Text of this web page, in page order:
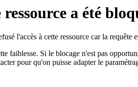
a été
l'accès à cette ressource car la requête
faiblesse. Si le blocage n'est pas
pour qu'on puisse adapter le